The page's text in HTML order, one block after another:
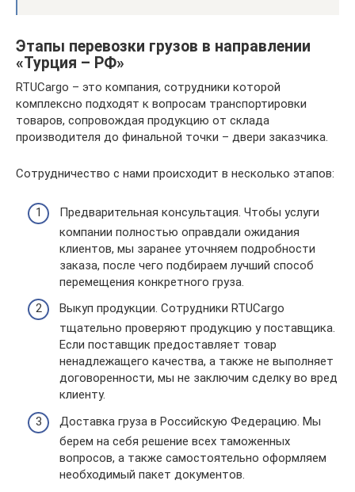
Этапы перевозки грузов в направлении
«Турция – РФ»
RTUCargo – это компания, сотрудники которой
комплексно подходят к вопросам транспортировки
товаров, сопровождая продукцию от склада
производителя до финальной точки – двери заказчика.
Сотрудничество с нами происходит в несколько этапов:
Предварительная консультация. Чтобы услуги
компании полностью оправдали ожидания
клиентов, мы заранее уточняем подробности
заказа, после чего подбираем лучший способ
перемещения конкретного груза.
Выкуп продукции. Сотрудники RTUCargo
тщательно проверяют продукцию у поставщика.
Если поставщик предоставляет товар
ненадлежащего качества, а также не выполняет
договоренности, мы не заключим сделку во вред
клиенту.
Доставка груза в Российскую Федерацию. Мы
берем на себя решение всех таможенных
вопросов, а также самостоятельно оформляем
необходимый пакет документов.